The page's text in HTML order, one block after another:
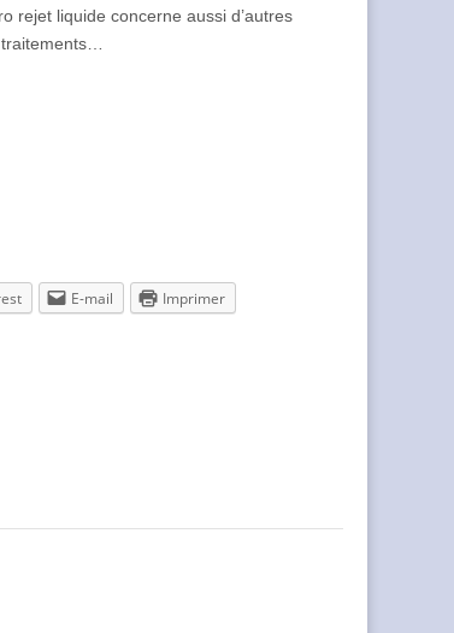
rejet liquide concerne aussi d’autres
traitements…
E-mail Imprimer